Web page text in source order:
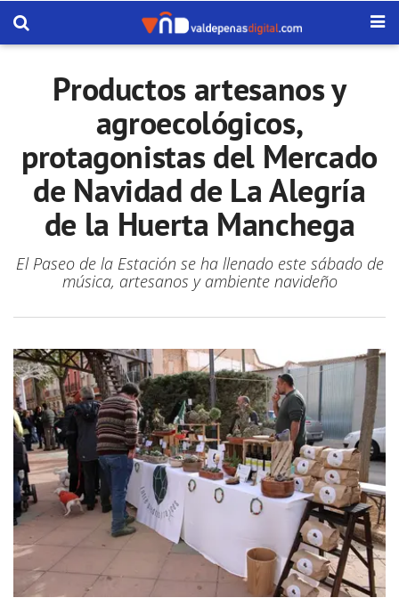
Productos artesanos y
agroecológicos,
protagonistas del Mercado
de Navidad de La Alegría
de la Huerta Manchega
El Paseo de la Estación se ha llenado este sábado de
música, artesanos y ambiente navideño